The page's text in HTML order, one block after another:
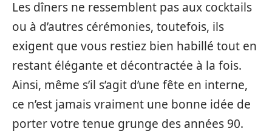
Les dîners ne ressemblent pas aux cocktails
ou à d’autres cérémonies, toutefois, ils
exigent que vous restiez bien habillé tout en
restant élégante et décontractée à la fois.
Ainsi, même s’il s’agit d’une fête en interne,
ce n’est jamais vraiment une bonne idée de
porter votre tenue grunge des années 90.